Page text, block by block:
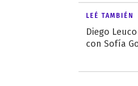
LEÉ TAMBIÉN
Diego
con Sofía